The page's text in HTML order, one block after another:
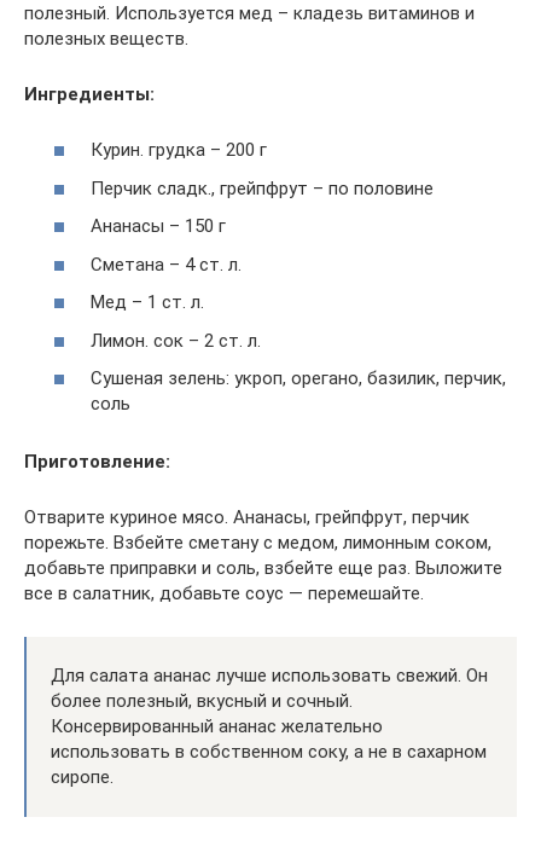
полезный. Используется мед – кладезь витаминов и
полезных веществ.
Ингредиенты:
Курин. грудка – 200 г
Перчик сладк., грейпфрут – по половине
Ананасы – 150 г
Сметана – 4 ст. л.
Мед – 1 ст. л.
Лимон. сок – 2 ст. л.
Сушеная зелень: укроп, орегано, базилик, перчик,
соль
Приготовление:
Отварите куриное мясо. Ананасы, грейпфрут, перчик
порежьте. Взбейте сметану с медом, лимонным соком,
добавьте приправки и соль, взбейте еще раз. Выложите
все в салатник, добавьте соус — перемешайте.
Для салата ананас лучше использовать свежий. Он
более полезный, вкусный и сочный.
Консервированный ананас желательно
использовать в собственном соку, а не в сахарном
сиропе.